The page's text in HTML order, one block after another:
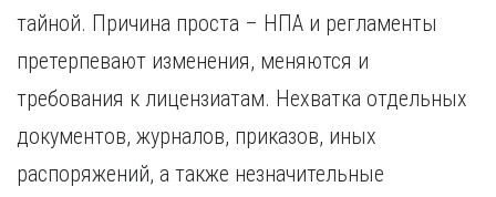
тайной. Причина проста – НПА и регламенты
претерпевают изменения, меняются и
требования к лицензиатам. Нехватка отдельных
документов, журналов, приказов, иных
распоряжений, а также незначительные